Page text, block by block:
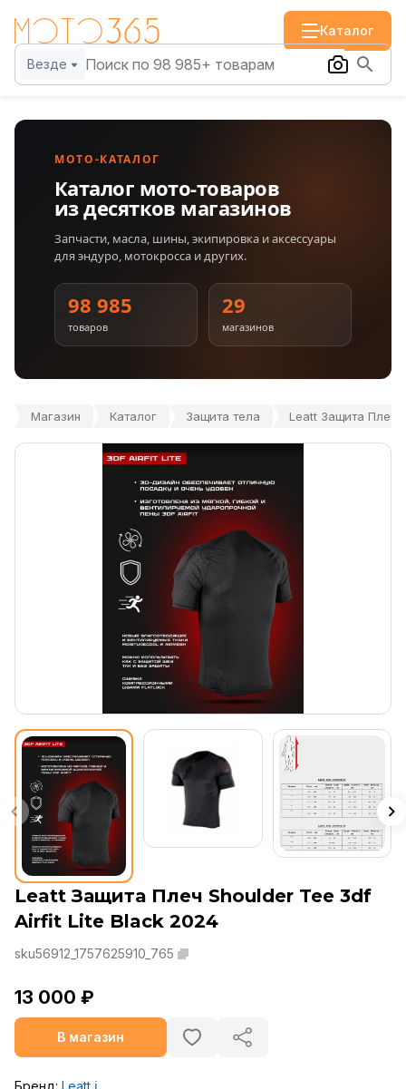
Каталог
Везде
МОТО-КАТАЛОГ
Каталог мото-товаров
из десятков магазинов
Запчасти, масла, шины, экипировка и аксессуары
для эндуро, мотокросса и других.
98 985
товаров
29
магазинов
Магазин Каталог Защита тела Leatt Защита Плеч
Leatt Защита Плеч Shoulder Tee 3df
Airfit Lite Black 2024
sku56912_1757625910_765
13 000 ₽
В магазин